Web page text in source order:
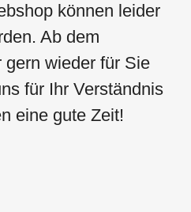
können leider
Ab dem
wieder für Sie
für Ihr Verständnis
eine gute Zeit!